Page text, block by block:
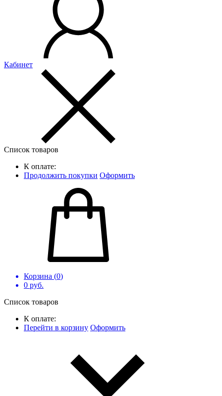
Кабинет
Список товаров
К оплате:
Продолжить покупки Оформить
Корзина (0)
0 руб.
Список товаров
К оплате:
Перейти в корзину Оформить